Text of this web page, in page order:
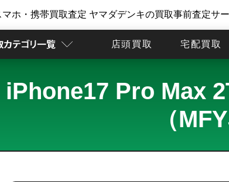
マホ・携帯買取査定 ヤマダデンキの買取事前査定サ
店頭買取 宅配買取
iPhone17 Pro Max
（